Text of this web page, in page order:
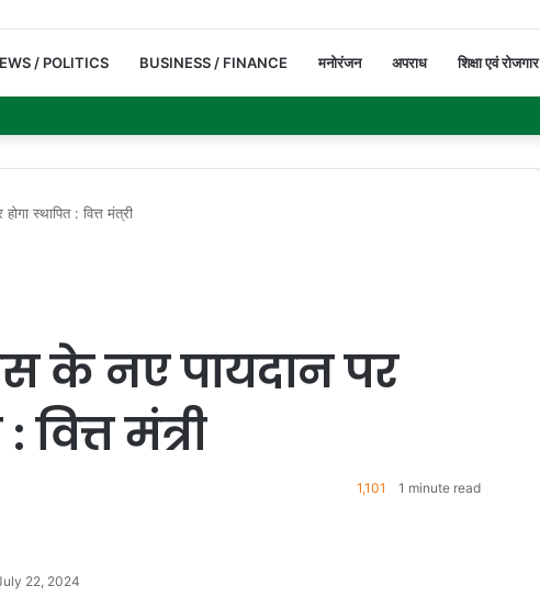
/ POLITICS BUSINESS / FINANCE मनोरंजन अपराध शिक्षा एवं रोजगार
स्थापित : वित्त मंत्री
के नए पायदान पर
वित्त मंत्री
22, 2024
1,101 1 minute read